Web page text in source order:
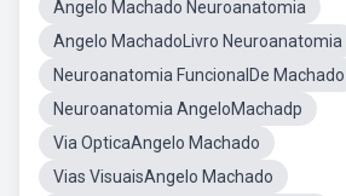
Angelo Machado Neuroanatomia
Angelo MachadoLivro Neuroanatomia
Neuroanatomia FuncionalDe Machado
Neuroanatomia AngeloMachadp
Via OpticaAngelo Machado
Vias VisuaisAngelo Machado